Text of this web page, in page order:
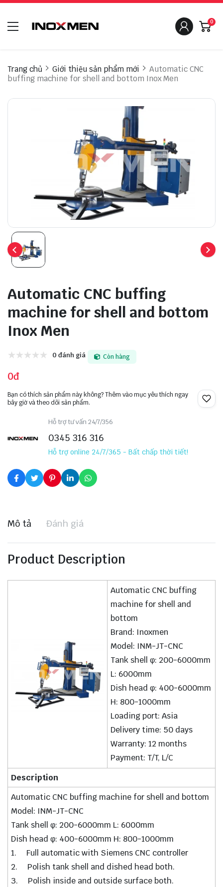
0
Trang chủ Giới thiệu sản phẩm mới
Automatic CNC
buffing machine for shell and bottom Inox Men
Automatic CNC buffing
machine for shell and bottom
Inox Men
0 đánh giá Còn hàng
0đ
Bạn có thích sản phẩm này không? Thêm vào mục yêu thích ngay
bây giờ và theo dõi sản phẩm.
Hỗ trợ tư vấn 24/7/356
0345 316 316
Hỗ trợ online 24/7/365 - Bất chấp thời tiết!
Mô tả Đánh giá
Product Description
Automatic CNC buffing
machine for shell and
bottom
Brand: Inoxmen
Model: INM-JT-CNC
Tank shell φ: 200-6000mm
L: 6000mm
Dish head φ: 400-6000mm
H: 800-1000mm
Loading port: Asia
Delivery time: 50 days
Warranty: 12 months
Payment: T/T, L/C
Description
Automatic CNC buffing machine for shell and bottom
Model: INM-JT-CNC
Tank shell φ: 200-6000mm L: 6000mm
Dish head φ: 400-6000mm H: 800-1000mm
1. Full automatic with Siemens CNC controller
2. Polish tank shell and dished head both.
3. Polish inside and outside surface both.